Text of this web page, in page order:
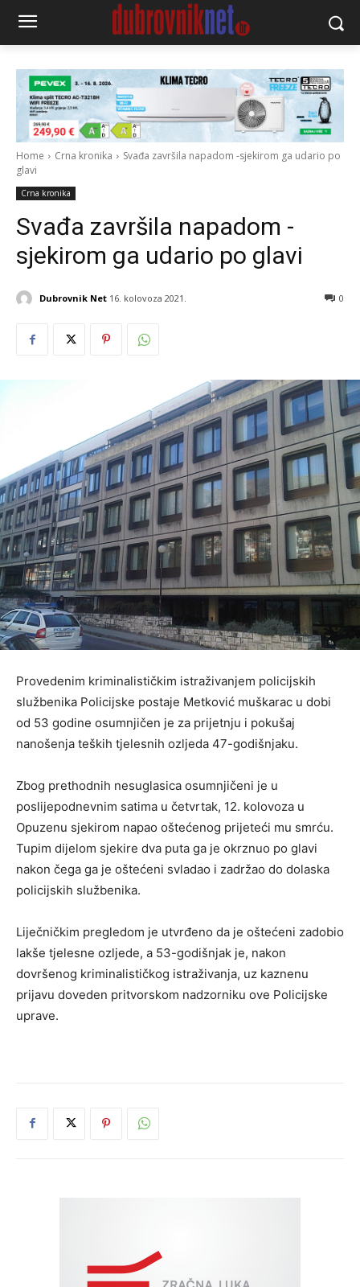
Home Crna kronika
Svađa završila napadom -sjekirom ga udario po
glavi
Crna kronika
Svađa završila napadom -
sjekirom ga udario po glavi
Dubrovnik Net 16. kolovoza 2021. 0
Provedenim kriminalističkim istraživanjem policijskih
službenika Policijske postaje Metković muškarac u dobi
od 53 godine osumnjičen je za prijetnju i pokušaj
nanošenja teških tjelesnih ozljeda 47-godišnjaku.
Zbog prethodnih nesuglasica osumnjičeni je u
poslijepodnevnim satima u četvrtak, 12. kolovoza u
Opuzenu sjekirom napao oštećenog prijeteći mu smrću.
Tupim dijelom sjekire dva puta ga je okrznuo po glavi
nakon čega ga je oštećeni svladao i zadržao do dolaska
policijskih službenika.
Liječničkim pregledom je utvrđeno da je oštećeni zadobio
lakše tjelesne ozljede, a 53-godišnjak je, nakon
dovršenog kriminalističkog istraživanja, uz kaznenu
prijavu doveden pritvorskom nadzorniku ove Policijske
uprave.